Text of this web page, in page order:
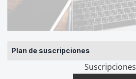
Plan de suscripciones
Suscripciones